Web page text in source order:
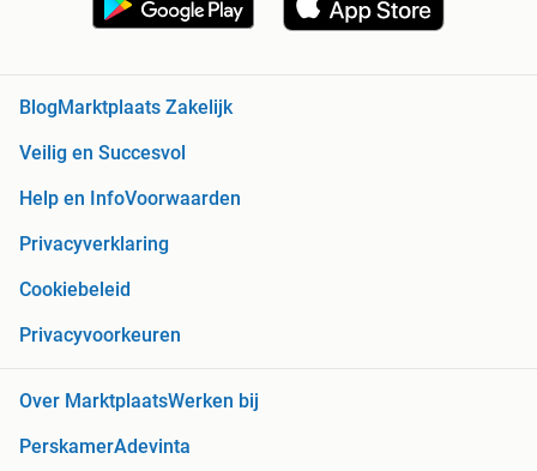
BlogMarktplaats Zakelijk
Veilig en Succesvol
Help en InfoVoorwaarden
Privacyverklaring
Cookiebeleid
Privacyvoorkeuren
Over MarktplaatsWerken bij
PerskamerAdevinta